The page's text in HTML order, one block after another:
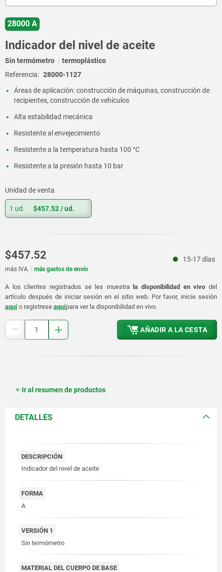
28000 A
Indicador del nivel de aceite
Sin termómetro
termoplástico
Referencia: 28000-1127
Áreas de aplicación: construcción de máquinas, construcción de
recipientes, construcción de vehículos
Alta estabilidad mecánica
Resistente al envejecimiento
Resistente a la temperatura hasta 100 °C
Resistente a la presión hasta 10 bar
Unidad de venta
1 ud. $457.52/ ud.
$457.52 15-17 días
más IVA. más gastos de envío
A los clientes registrados se les muestrala disponibilidad en vivo del
artículo después de iniciar sesión en el sitio web. Por favor, inicie sesión
aquí o regístrese aquípara ver la disponibilidad en vivo.
AÑADIR A LA CESTA
Ir al resumen de productos
DETALLES
DESCRIPCIÓN
Indicador del nivel de aceite
FORMA
A
VERSIÓN 1
Sin termómetro
MATERIAL DEL CUERPO DE BASE